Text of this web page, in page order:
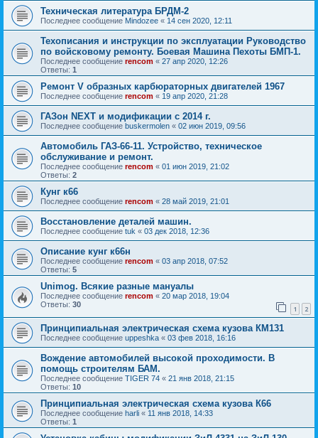
Техническая литература БРДМ-2
Последнее сообщение Mindozee « 14 сен 2020, 12:11
Техописания и инструкции по эксплуатации Руководство
по войсковому ремонту. Боевая Машина Пехоты БМП-1.
Последнее сообщение rencom « 27 апр 2020, 12:26
Ответы: 1
Ремонт V образных карбюраторных двигателей 1967
Последнее сообщение rencom « 19 апр 2020, 21:28
ГАЗон NEXT и модификации с 2014 г.
Последнее сообщение buskermolen « 02 июн 2019, 09:56
Автомобиль ГАЗ-66-11. Устройство, техническое
обслуживание и ремонт.
Последнее сообщение rencom « 01 июн 2019, 21:02
Ответы: 2
Кунг к66
Последнее сообщение rencom « 28 май 2019, 21:01
Восстановление деталей машин.
Последнее сообщение tuk « 03 дек 2018, 12:36
Описание кунг к66н
Последнее сообщение rencom « 03 апр 2018, 07:52
Ответы: 5
Unimog. Всякие разные мануалы
Последнее сообщение rencom « 20 мар 2018, 19:04
Ответы: 30 1 2
Принципиальная электрическая схема кузова КМ131
Последнее сообщение uppeshka « 03 фев 2018, 16:16
Вождение автомобилей высокой проходимости. В
помощь строителям БАМ.
Последнее сообщение TIGER 74 « 21 янв 2018, 21:15
Ответы: 10
Принципиальная электрическая схема кузова К66
Последнее сообщение harli « 11 янв 2018, 14:33
Ответы: 1